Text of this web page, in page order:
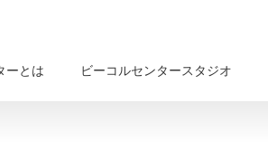
ーとは ビーコルセンタースタジオ